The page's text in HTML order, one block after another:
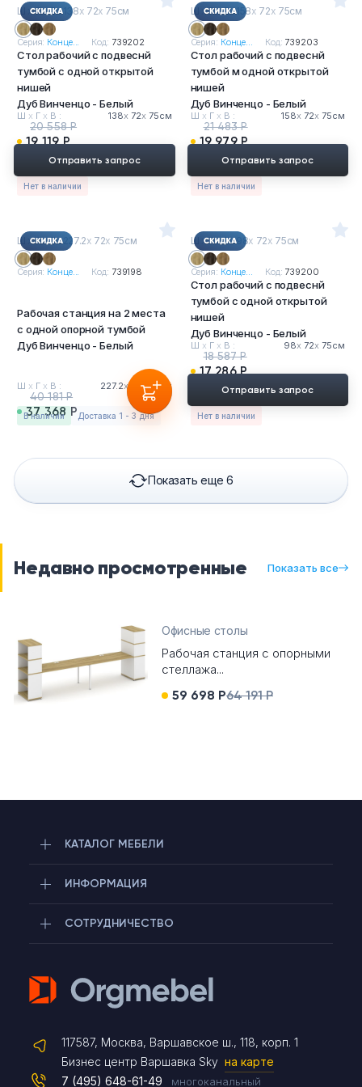
Ш хГхВ : 138х 72х 75см
Серия: Конце... Код: 739202
Стол рабочий с подвеснй
тумбой с одной открытой
нишей
Дуб Винченцо - Белый
Ш х Г х В : 138х72х75см
19 119 Р
20 558 Р
Нет в наличии
Отправить запрос
Ш хГхВ : 158х 72х 75см
Серия: Конце... Код: 739203
Стол рабочий с подвеснй
тумбой м одной открытой
нишей
Дуб Винченцо - Белый
Ш х Г х В : 158х 72х 75см
19 979 Р
21 483 Р
Нет в наличии
Отправить запрос
Ш хГхВ : 227.2х 72х 75см
Серия: Конце... Код: 739198
Рабочая станция на 2 места
с одной опорной тумбой
Дуб Винченцо - Белый
Ш х Г х В : 227.2х72х75см
37 368 Р
40 181 Р
в наличии Доставка 1 - 3 дня
Ш хГхВ : 98х 72х 75см
Серия: Конце... Код: 739200
Стол рабочий с подвеснй
тумбой с одной открытой
нишей
Дуб Винченцо - Белый
Ш х Г х В : 98х 72х 75см
17 286 Р
18 587 Р
Нет в наличии
Отправить запрос
Показать еще 6
Недавно просмотренные Показать все
Офисные столы
Рабочая станция с опорными
стеллажа...
59 698 Р64 191 Р
КАТАЛОГ МЕБЕЛИ
ИНФОРМАЦИЯ
СОТРУДНИЧЕСТВО
117587, Москва, Варшавское ш., 118, корп. 1
Бизнес центр Варшавка Sky на карте
7 (495) 648-61-49
многоканальный
Telegram
Max